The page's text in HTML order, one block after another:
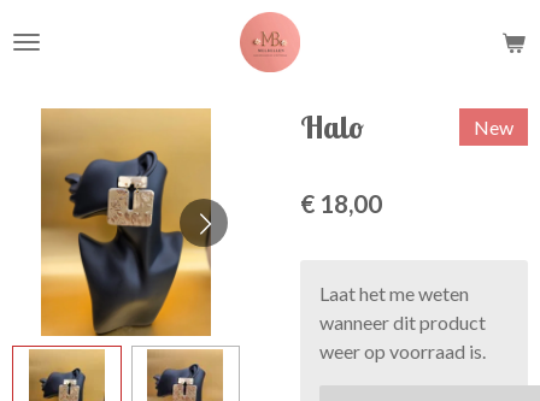
direct
Halo New
€ 18,00
Laat het me weten
wanneer dit product
weer op voorraad is.